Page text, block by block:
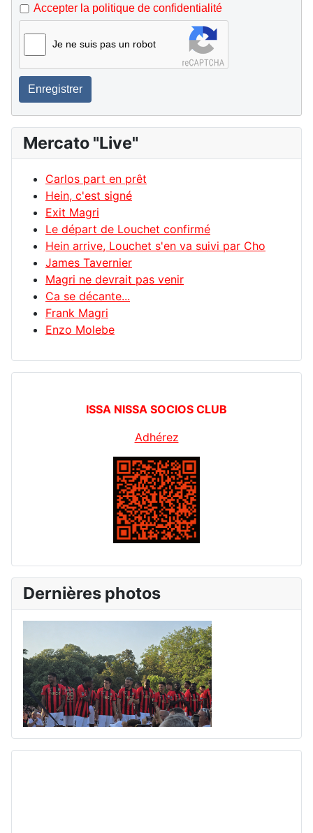
Accepter la politique de confidentialité
Je ne suis pas un robot
Enregistrer
Mercato "Live"
Carlos part en prêt
Hein, c'est signé
Exit Magri
Le départ de Louchet confirmé
Hein arrive, Louchet s'en va suivi par Cho
James Tavernier
Magri ne devrait pas venir
Ca se décante...
Frank Magri
Enzo Molebe
ISSA NISSA SOCIOS CLUB
Adhérez
Dernières photos